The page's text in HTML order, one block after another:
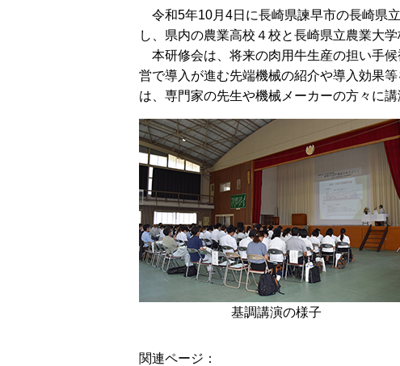
令和5年10月4日に長崎県諫早市の長崎県
し、県内の農業高校４校と長崎県立農業大
本研修会は、将来の肉用牛生産の担い手
営で導入が進む先端機械の紹介や導入効果
は、専門家の先生や機械メーカーの方々に講
基調講演の様子
関連ページ：